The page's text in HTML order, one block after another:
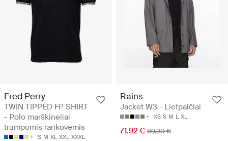
Fred Perry
TWIN TIPPED FP SHIRT
- Polo marškinėliai
trumpomis rankovėmis
S M XL XXL XXXL
Rains
Jacket W3 - Lietpalčiai
XS S M L XL
71.92 € 89.90 €